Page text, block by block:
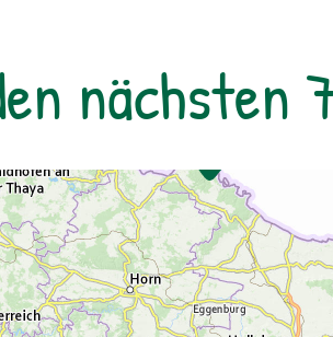
nächsten